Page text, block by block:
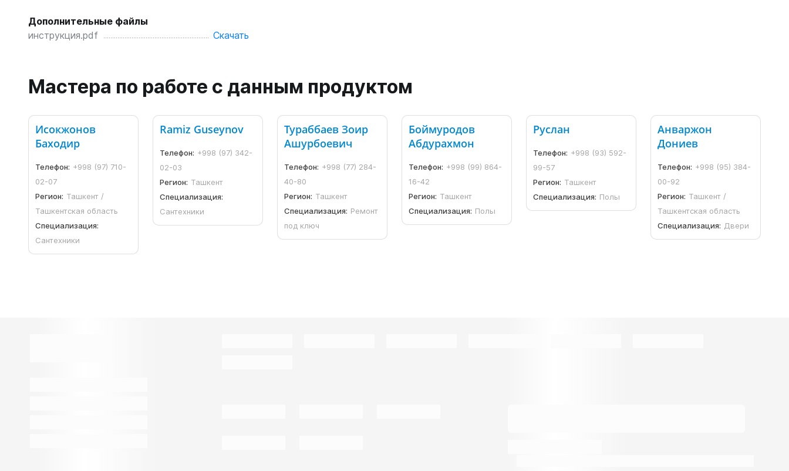
Дополнительные файлы
инструкция.pdf
Скачать
Мастера по работе с данным продуктом
Исокжонов
Баходир
Телефон: +998 (97) 710-
02-07
Регион: Ташкент /
Ташкентская область
Специализация:
Сантехники
Ramiz Guseynov
Телефон: +998 (97) 342-
02-03
Регион: Ташкент
Специализация:
Сантехники
Тураббаев Зоир
Ашурбоевич
Телефон: +998 (77) 284-
40-80
Регион: Ташкент
Специализация: Ремонт
под ключ
Боймуродов
Абдурахмон
Телефон: +998 (99) 864-
16-42
Регион: Ташкент
Специализация: Полы
Руслан
Телефон: +998 (93) 592-
99-57
Регион: Ташкент
Специализация: Полы
Анваржон
Дониев
Телефон: +998 (95) 384-
00-92
Регион: Ташкент /
Ташкентская область
Специализация: Двери